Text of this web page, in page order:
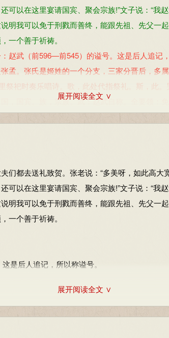
可以在这里宴请国宾、聚会宗族!”文子说：“我
明我可以免于刑戮而善终，能跟先祖、先父一
一个善于祈祷。
武（前596—前545）的谥号。这是后人追记
孟。张氏是姬姓的一个分支，三家分晋后，多
祭祀时奏乐唱诗。歌，此处代指祭礼。斯，此
，国宾。族，宗族。武：赵武自称。全要领：
大夫：自称已故的祖、父。赵氏自赵衰以来世
北。古代堂礼，长辈面南而坐，小辈北向而拜
考证。以上内容仅供学习参考，其观点不代表
展开阅读全文 ∨
都去送礼致贺。张老说：“多美呀，如此高大
可以在这里宴请国宾、聚会宗族!”文子说：“我
明我可以免于刑戮而善终，能跟先祖、先父一
一个善于祈祷。
是后人追记，所以称谥号。
展开阅读全文 ∨